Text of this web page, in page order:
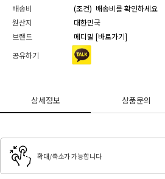
배송비 (조건) 배송비를 확인하세요
원산지
대한민국
브랜드
메디밀 [바로가기]
공유하기
상세정보 상품문의
확대/축소가 가능합니다